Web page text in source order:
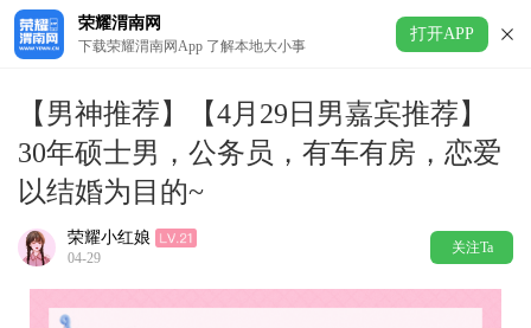
荣耀渭南网
下载荣耀渭南网App 了解本地大小事
打开APP
【男神推荐】【4月29日男嘉宾推荐】
30年硕士男，公务员，有车有房，恋爱
以结婚为目的~
荣耀小红娘
04-29
关注Ta